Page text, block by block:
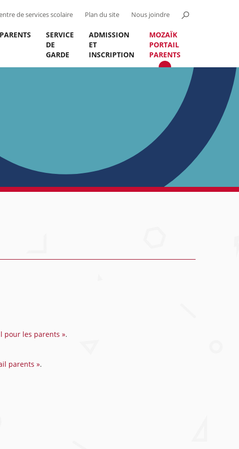
de services scolaire Plan du site Nous joindre
PARENTS
SERVICE
DE
GARDE
ADMISSION
ET
INSCRIPTION
MOZAÏK
PORTAIL
PARENTS
pour les parents ».
parents ».